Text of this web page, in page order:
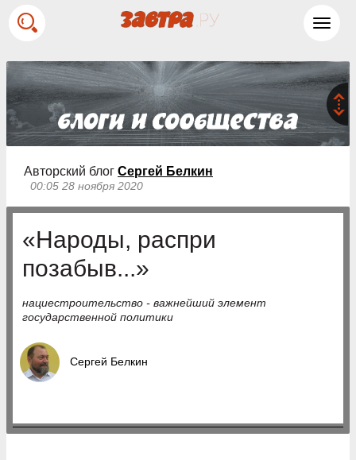
Авторский блог Сергей Белкин
00:05 28 ноября 2020
«Народы, распри
позабыв...»
нациестроительство - важнейший элемент
государственной политики
Сергей Белкин